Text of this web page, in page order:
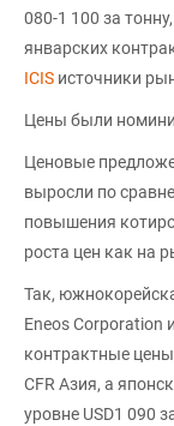
080-1 100 за
январских
ICIS источники
Цены были
Ценовые
выросли по
повышения
роста цен как на
Так,
Eneos Corporation
контрактные цены
CFR Азия, а
уровне USD1 090